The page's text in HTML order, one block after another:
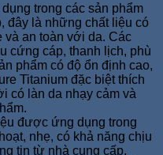
trong các sản phẩm
đây là những chất liệu có
an toàn với da. Các
cứng cáp, thanh lịch, phù
phẩm có độ ổn định cao,
Titanium đặc biệt thích
có làn da nhạy cảm và
được ứng dụng trong
nhẹ, có khả năng chịu
tin từ nhà cung cấp,